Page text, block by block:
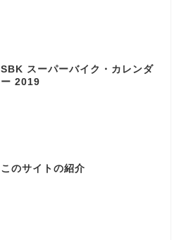
SBK スーパーバイク・カレンダ
ー 2019
このサイトの紹介